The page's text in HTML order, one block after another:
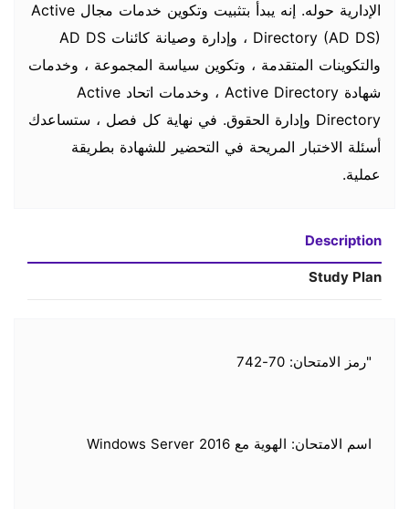
الإدارية حوله. إنه يبدأ بتثبيت وتكوين خدمات مجال Active
Directory (AD DS) ، وإدارة وصيانة كائنات AD DS
والتكوينات المتقدمة ، وتكوين سياسة المجموعة ، وخدمات
شهادة Active Directory ، وخدمات اتحاد Active
Directory وإدارة الحقوق. في نهاية كل فصل ، ستساعدك
أسئلة الاختبار المريحة في التحضير للشهادة بطريقة
عملية.
Description
Study Plan
"رمز الامتحان: 70-742
اسم الامتحان: الهوية مع Windows Server 2016